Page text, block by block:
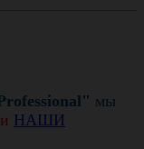
мы
НАШИ